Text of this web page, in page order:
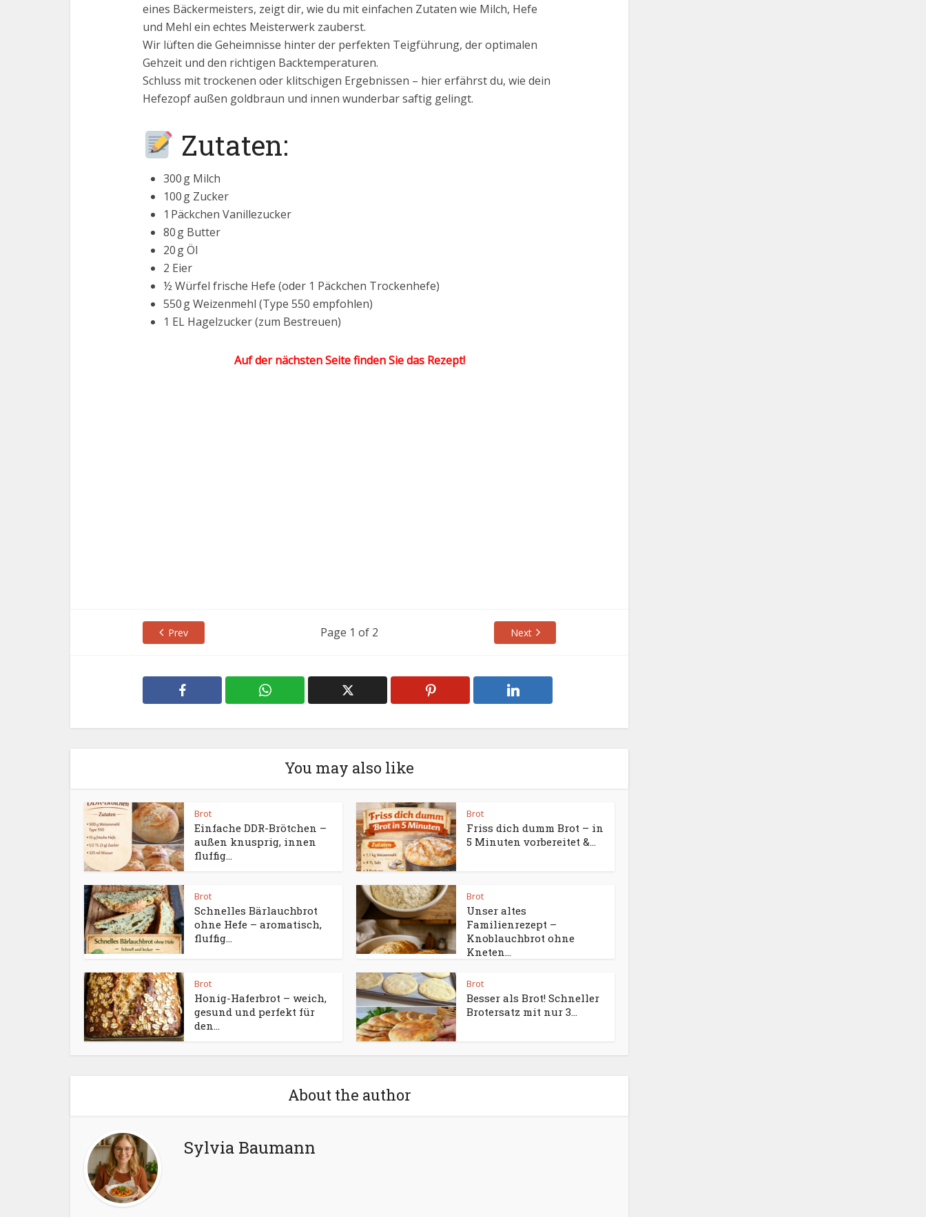
eines Bäckermeisters, zeigt dir, wie du mit einfachen Zutaten wie Milch, Hefe
und Mehl ein echtes Meisterwerk zauberst.
Wir lüften die Geheimnisse hinter der perfekten Teigführung, der optimalen
Gehzeit und den richtigen Backtemperaturen.
Schluss mit trockenen oder klitschigen Ergebnissen – hier erfährst du, wie dein
Hefezopf außen goldbraun und innen wunderbar saftig gelingt.
Zutaten:
300 g Milch
100 g Zucker
1 Päckchen Vanillezucker
80 g Butter
20 g Öl
2 Eier
½ Würfel frische Hefe (oder 1 Päckchen Trockenhefe)
550 g Weizenmehl (Type 550 empfohlen)
1 EL Hagelzucker (zum Bestreuen)
Auf der nächsten Seite finden Sie das Rezept!
Page 1 of 2
Prev Next
You may also like
Brot
Einfache DDR-Brötchen –
außen knusprig, innen
fluffig...
Brot
Friss dich dumm Brot – in
5 Minuten vorbereitet &...
Brot
Schnelles Bärlauchbrot
ohne Hefe – aromatisch,
fluffig...
Brot
Unser altes
Familienrezept –
Knoblauchbrot ohne
Kneten...
Brot
Honig-Haferbrot – weich,
gesund und perfekt für
den...
Brot
Besser als Brot! Schneller
Brotersatz mit nur 3...
About the author
Sylvia Baumann